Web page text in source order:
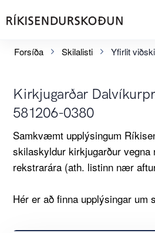
Forsíða Skilalisti Yfirlit
Kirkjugarðar
581206-0380
Samkvæmt upplýsingum
skilaskyldur kirkjugarður vegna
rekstrarára (ath. listinn nær
Hér er að finna upplýsingar um